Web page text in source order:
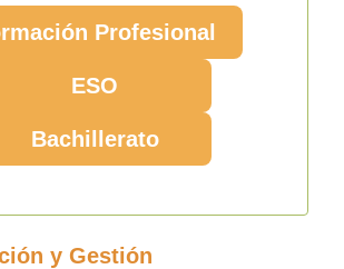
Profesional
ESO
Bachillerato
y Gestión